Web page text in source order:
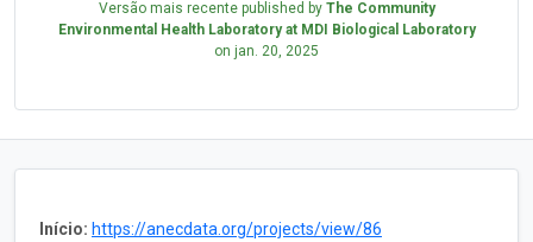
Versão mais recente published by The Community
Environmental Health Laboratory at MDI Biological Laboratory
on jan. 20, 2025
Início: https://anecdata.org/projects/view/86